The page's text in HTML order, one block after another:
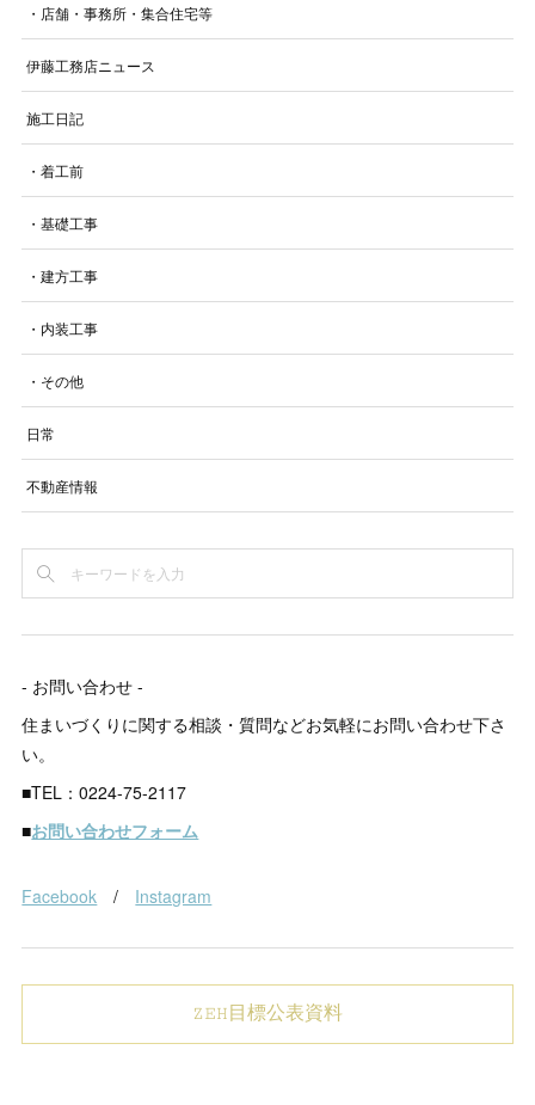
・店舗・事務所・集合住宅等
伊藤工務店ニュース
施工日記
・着工前
・基礎工事
・建方工事
・内装工事
・その他
日常
不動産情報
- お問い合わせ -
住まいづくりに関する相談・質問などお気軽にお問い合わせ下さ
い。
■TEL：0224-75-2117
■お問い合わせフォーム
Facebook / Instagram
ZEH目標公表資料